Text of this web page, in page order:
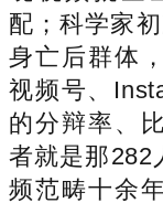
配；科学家
身亡后群体
视频号、
的分辩率、
者就是那282
频范畴十余